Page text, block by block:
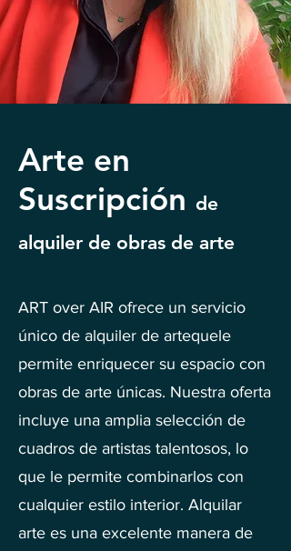
Arte en
Suscripción de
alquiler de obras de arte
ART over AIR ofrece un servicio
único de alquiler de artequele
permite enriquecer su espacio con
obras de arte únicas. Nuestra oferta
incluye una amplia selección de
cuadros de artistas talentosos, lo
que le permite combinarlos con
cualquier estilo interior. Alquilar
arte es una excelente manera de